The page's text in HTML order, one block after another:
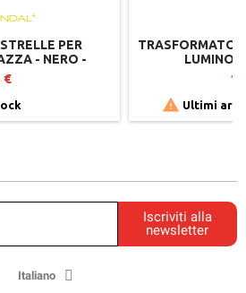
PER
- NERO -
€
 Ultimi
Iscriviti alla
newsletter
Italiano